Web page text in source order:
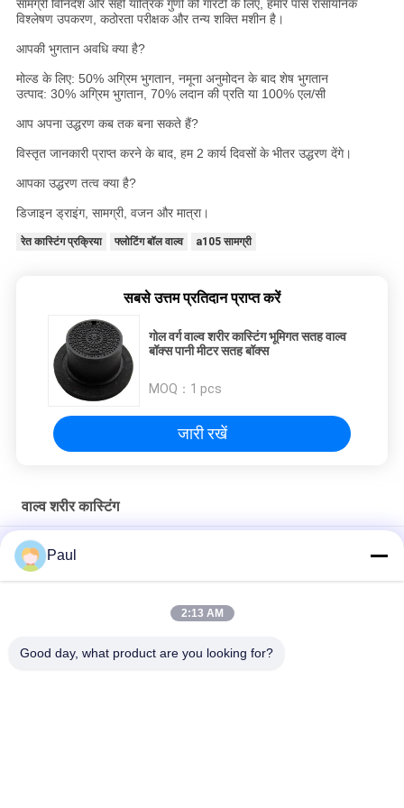
सामग्री विनिर्देश और सही यांत्रिक गुणों की गारंटी के लिए, हमारे पास रासायनिक
विश्लेषण उपकरण, कठोरता परीक्षक और तन्य शक्ति मशीन है।
आपकी भुगतान अवधि क्या है?
मोल्ड के लिए: 50% अग्रिम भुगतान, नमूना अनुमोदन के बाद शेष भुगतान
उत्पाद: 30% अग्रिम भुगतान, 70% लदान की प्रति या 100% एल/सी
आप अपना उद्धरण कब तक बना सकते हैं?
विस्तृत जानकारी प्राप्त करने के बाद, हम 2 कार्य दिवसों के भीतर उद्धरण देंगे।
आपका उद्धरण तत्व क्या है?
डिजाइन ड्राइंग, सामग्री, वजन और मात्रा।
रेत कास्टिंग प्रक्रिया फ्लोटिंग बॉल वाल्व a105 सामग्री
सबसे उत्तम प्रतिदान प्राप्त करें
गोल वर्ग वाल्व शरीर कास्टिंग भूमिगत सतह वाल्व
बॉक्स पानी मीटर सतह बॉक्स
MOQ： 1 pcs
जारी रखें
वाल्व शरीर कास्टिंग
कास्ट आयरन वाल्व बॉडी कास्टिंग चेक कंट्रोल वाटर प्लग डबल फ्लैंज WCB ग्लोब
वाल्व
Paul
2:13 AM
Good day, what product are you looking for?